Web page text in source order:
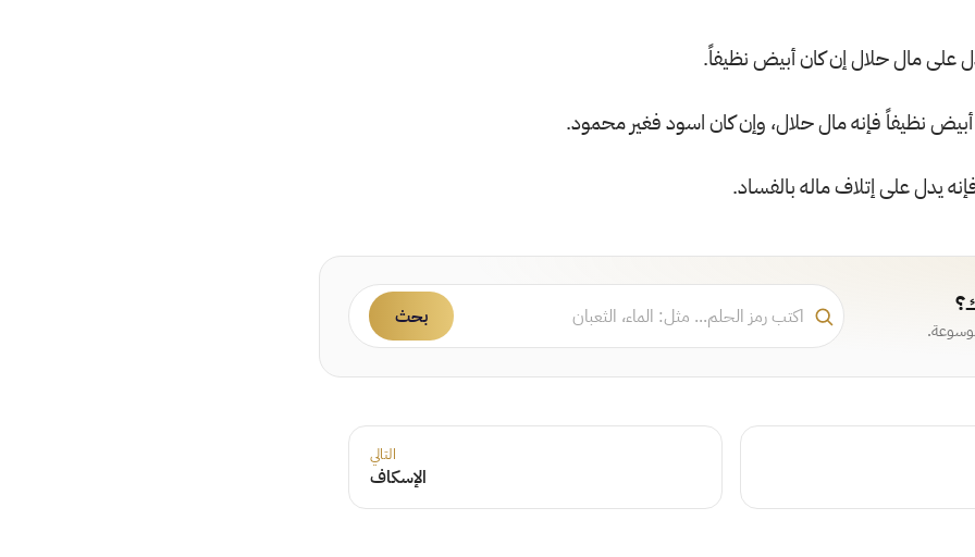
على مال حلال إن كان أبيض نظيفاً.
أبيض نظيفاً فإنه مال حلال، وإن كان اسود فغير محمود.
يدل على إتلاف ماله بالفساد.
بحث
التالي
الإسكاف